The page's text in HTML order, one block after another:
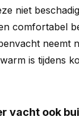
niet
comfortabel
neemt
is tijdens
vacht ook